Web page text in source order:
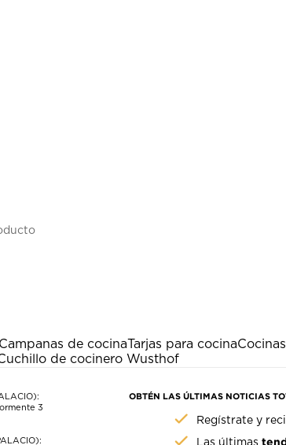
Campanas de cocinaTarjas para cocina
de cocinero Wusthof
3
OBTÉN LAS ÚLTIMAS NOTICIAS
Regístrate y